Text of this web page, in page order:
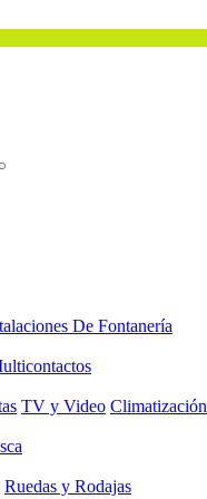
De Fontanería
TV y Video Climatización
Ruedas y Rodajas